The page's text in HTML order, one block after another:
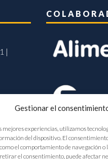
Gestionar el
mejores experiencias, utilizamos
del dispositivo. El
el comportamiento de navegación
el consentimiento, puede afectar
|